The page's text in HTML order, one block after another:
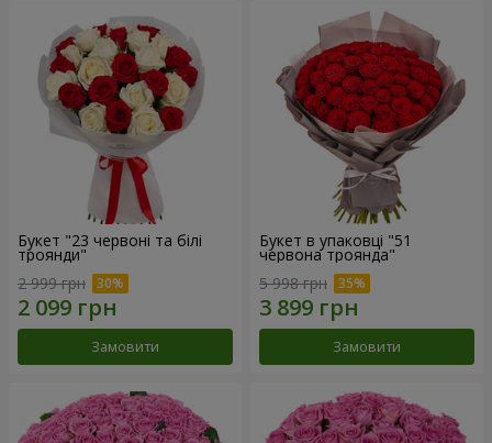
Букет "23 червоні та білі
троянди"
2 999 грн
Замовити
Букет в упаковці "51
червона троянда"
5 998 грн
Замовити